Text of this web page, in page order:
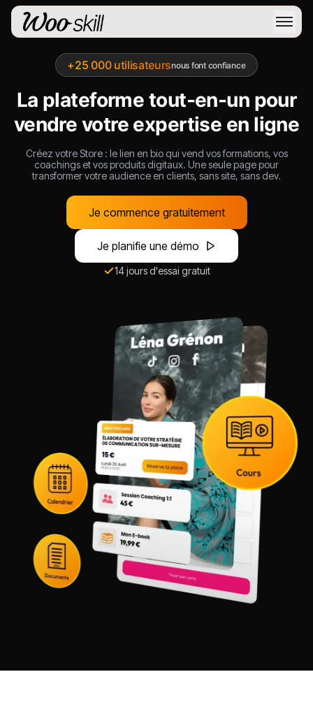
+25 000 utilisateursnous font confiance
La plateforme tout-en-un pour
vendre votre expertise en ligne
Créez votre Store : le lien en bio qui vend vos formations, vos
coachings et vos produits digitaux. Une seule page pour
transformer votre audience en clients, sans site, sans dev.
Je commence gratuitement
Je planifie une démo
14 jours d'essai gratuit